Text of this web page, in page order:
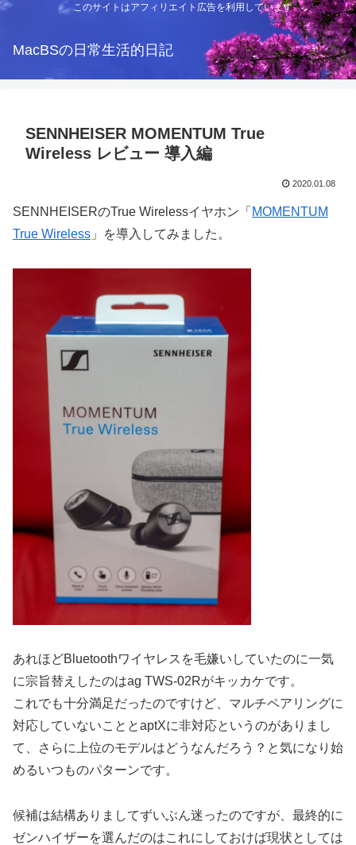
このサイトはアフィリエイト広告を利用しています
MacBSの日常生活的日記
SENNHEISER MOMENTUM True
Wireless レビュー 導入編
2020.01.08
SENNHEISERのTrue Wirelessイヤホン「 MOMENTUM
True Wireless 」を導入してみました。
あれほどBluetoothワイヤレスを毛嫌いしていたのに一気
に宗旨替えしたのはag TWS-02Rがキッカケです。
これでも十分満足だったのですけど、マルチペアリングに
対応していないこととaptXに非対応というのがありまし
て、さらに上位のモデルはどうなんだろう？と気になり始
めるいつものパターンです。
候補は結構ありましてずいぶん迷ったのですが、最終的に
ゼンハイザーを選んだのはこれにしておけば現状としては